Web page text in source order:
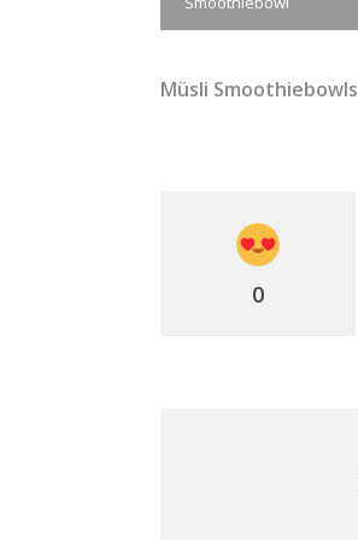
Müsli Smoothiebowls
0